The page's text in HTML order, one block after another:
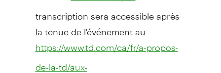
transcription sera accessible après
la tenue de l'événement au
https://www.td.com/ca/fr/a-propos-
de-la-td/aux-